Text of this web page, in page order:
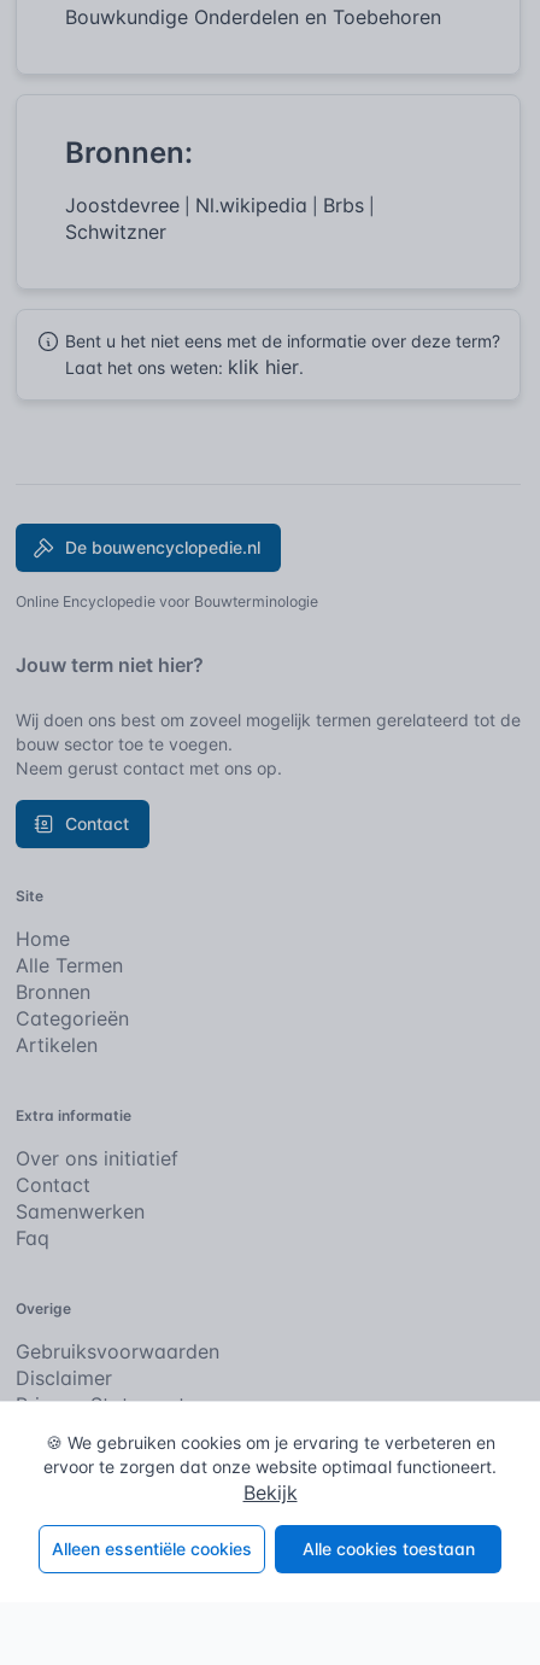
Bouwkundige Onderdelen en Toebehoren
Bronnen:
Joostdevree Nl.wikipedia Brbs
Schwitzner
Bent u het niet eens met de informatie over deze term?
Laat het ons weten: klik hier.
De bouwencyclopedie.nl
Online Encyclopedie voor Bouwterminologie
Jouw term niet hier?
Wij doen ons best om zoveel mogelijk termen gerelateerd tot de
bouw sector toe te voegen.
Neem gerust contact met ons op.
Contact
Site
Home
Alle Termen
Bronnen
Categorieën
Artikelen
Extra informatie
Over ons initiatief
Contact
Samenwerken
Faq
Overige
Gebruiksvoorwaarden
Disclaimer
Privacy Statement
Cookies
Copyright © 2026De bouwencyclopedie. Alle rechten
voorbehouden.
🍪 We gebruiken cookies om je ervaring te verbeteren en
ervoor te zorgen dat onze website optimaal functioneert.
Bekijk
Alleen essentiële cookies Alle cookies toestaan